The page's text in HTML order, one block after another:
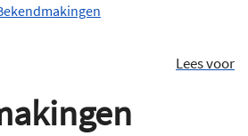
Lees voor